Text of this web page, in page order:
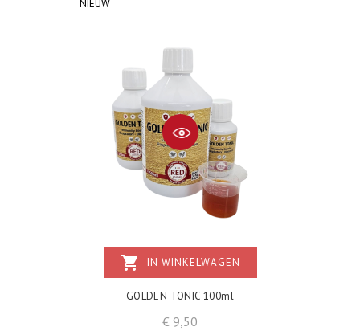
NIEUW
shopping_cart IN WINKELWAGEN
GOLDEN TONIC 100ml
€ 9,50